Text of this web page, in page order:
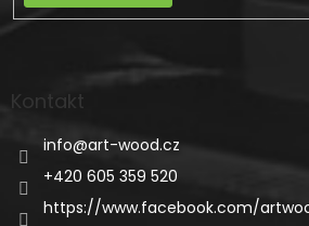
Kontakt
info@art-wood.cz
+420 605 359 520
https://www.facebook.com/